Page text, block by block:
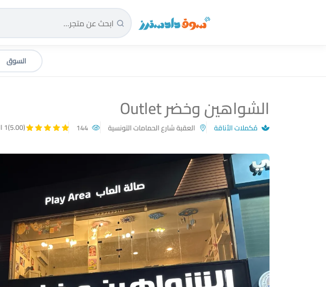
سوق دادسترز الرئيسية
السوق
الشواهين وخضر Outlet
مُكملات الأناقة العقبة شارع الحمامات التونسية (5.00) 1 المراجعات